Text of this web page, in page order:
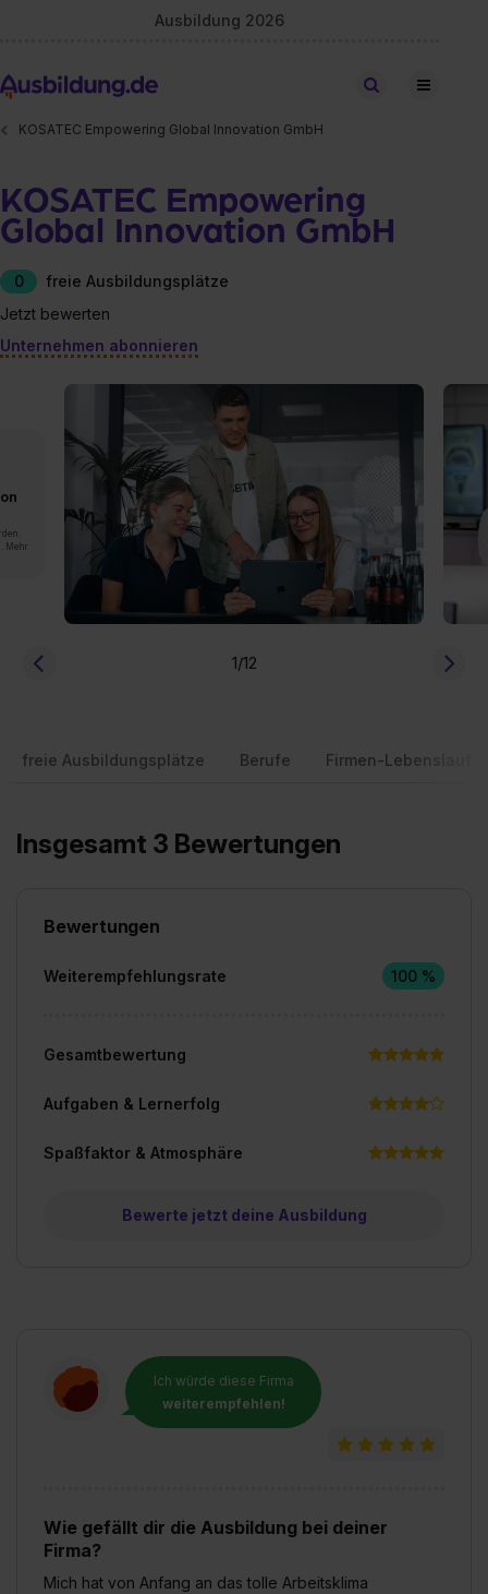
Ausbildung 2026
Stellen finden
KOSATEC Empowering Global Innovation GmbH
KOSATEC Empowering
Global Innovation GmbH
0
freie Ausbildungsplätze
Jetzt bewerten
Unternehmen abonnieren
Mehr
1/12
freie Ausbildungsplätze Berufe Firmen-Lebenslauf
Insgesamt 3 Bewertungen
Ich würde diese Firma
weiterempfehlen!
Wie gefällt dir die Ausbildung bei deiner
Firma?
Mich hat von Anfang an das tolle Arbeitsklima
Bewertungen
Weiterempfehlungsrate 100 %
Gesamtbewertung
Aufgaben & Lernerfolg
Spaßfaktor & Atmosphäre
Bewerte jetzt deine Ausbildung